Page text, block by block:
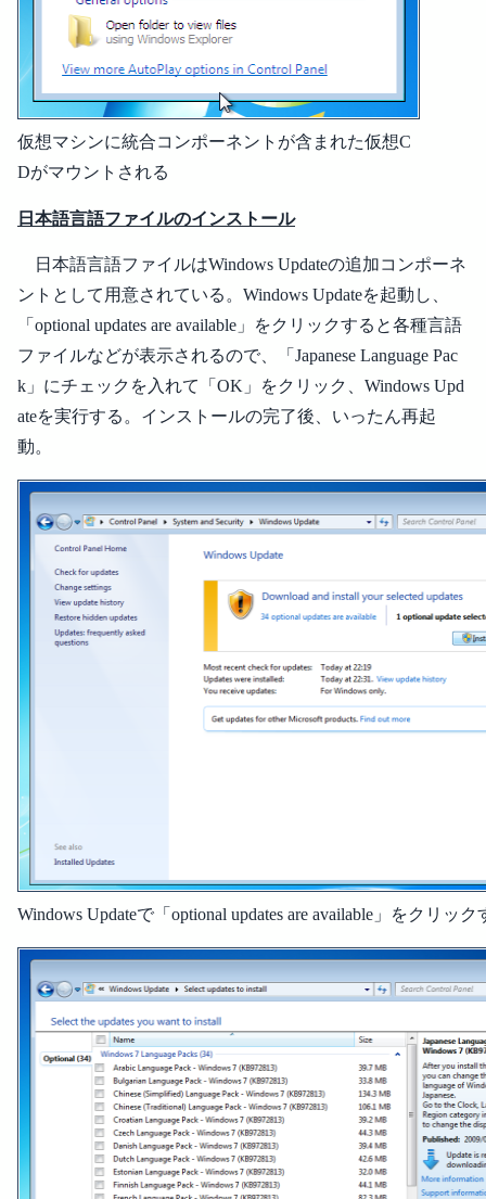
仮想マシンに統合コンポーネントが含まれた仮想C
Dがマウントされる
日本語言語ファイルのインストール
日本語言語ファイルはWindows Updateの追加コンポーネ
ントとして用意されている。Windows Updateを起動し、
「optional updates are available」をクリックすると各種言語
ファイルなどが表示されるので、「Japanese Language Pac
k」にチェックを入れて「OK」をクリック、Windows Upd
ateを実行する。インストールの完了後、いったん再起
動。
Windows Updateで「optional updates are available」をクリック